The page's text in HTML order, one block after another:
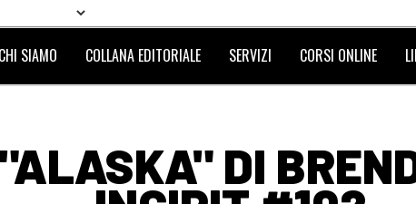
CHI SIAMO COLLANA EDITORIALE SERVIZI CORSI ONLINE
DI